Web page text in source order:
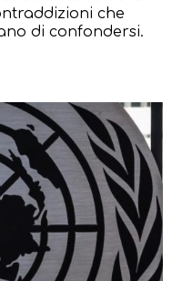
che
di confondersi.